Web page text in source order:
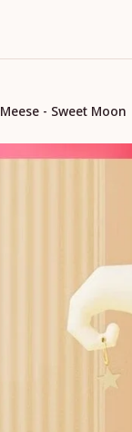
Meese - Sweet Moon